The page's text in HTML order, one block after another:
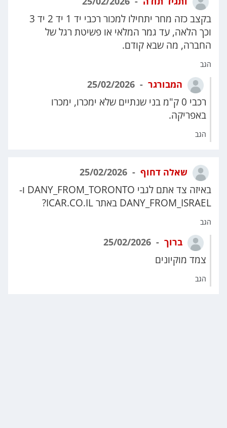
בקצב כזה מחר יתחילו למכור רכבי יד 1 יד 2 יד 3
וכך הלאה, עד גמר המלאי או פשיטת רגל של
החברה, מה שבא קודם.
הגב
המבורגר
רכבי 0 ק"מ בני שנתיים שלא ימכרו, ימכרו
באפריקה.
הגב
שאלה דחוף
באיזה צד אתם לגבי DANY_FROM_TORONTO ו-
DANY_FROM_ISRAEL באתר ICAR.CO.IL?
הגב
ברוך
צמד מוקיונים
הגב